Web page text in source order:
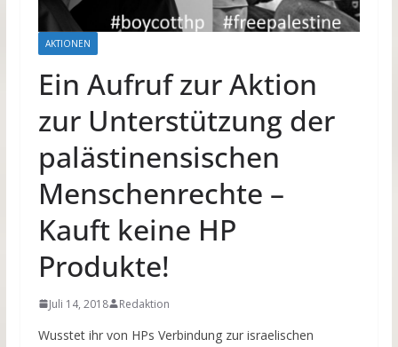
AKTIONEN
Ein Aufruf zur Aktion
zur Unterstützung der
palästinensischen
Menschenrechte –
Kauft keine HP
Produkte!
Juli 14, 2018 Redaktion
Wusstet ihr von HPs Verbindung zur israelischen